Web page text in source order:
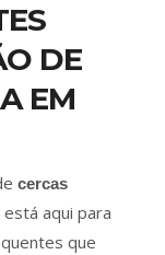
DE
EM
cercas
está aqui para
que